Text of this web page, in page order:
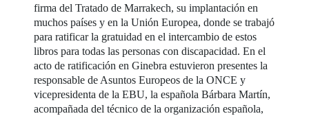
firma del Tratado de Marrakech, su implantación en
muchos países y en la Unión Europea, donde se trabajó
para ratificar la gratuidad en el intercambio de estos
libros para todas las personas con discapacidad. En el
acto de ratificación en Ginebra estuvieron presentes la
responsable de Asuntos Europeos de la ONCE y
vicepresidenta de la EBU, la española Bárbara Martín,
acompañada del técnico de la organización española,